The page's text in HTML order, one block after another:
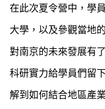
在此次夏令營中，學
大學，以及參觀當地
對南京的未來發展有
科研實力給學員們留
解到如何結合地區產